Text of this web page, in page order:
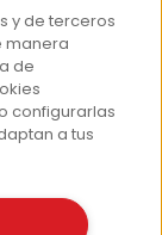
y de terceros
manera
de
configurarlas
a tus